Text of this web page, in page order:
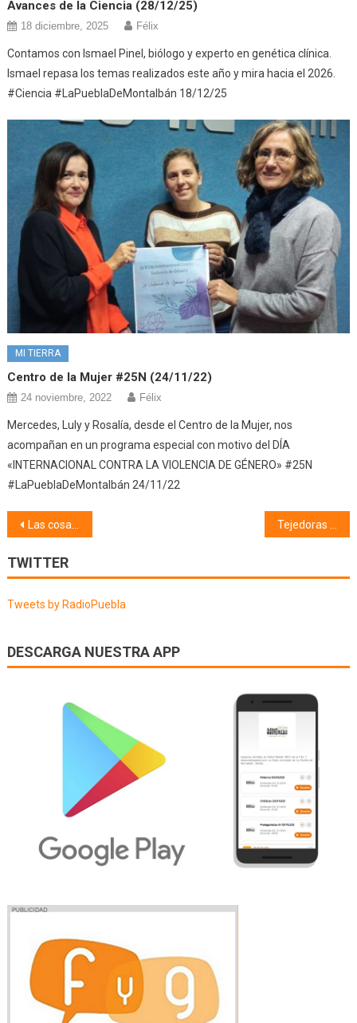
Avances de la Ciencia (28/12/25)
18 diciembre, 2025 Félix
Contamos con Ismael Pinel, biólogo y experto en genética clínica.
Ismael repasa los temas realizados este año y mira hacia el 2026.
#Ciencia #LaPueblaDeMontalbán 18/12/25
MI TIERRA
Centro de la Mujer #25N (24/11/22)
24 noviembre, 2022 Félix
Mercedes, Luly y Rosalía, desde el Centro de la Mujer, nos
acompañan en un programa especial con motivo del DÍA
«INTERNACIONAL CONTRA LA VIOLENCIA DE GÉNERO» #25N
#LaPueblaDeMontalbán 24/11/22
Navegación
de
entradas
Las cosas de Ilias (14/08/24) Tejedoras de palabras #FestivalCelestina2024 (17/08/24)
TWITTER
Tweets by RadioPuebla
DESCARGA NUESTRA APP